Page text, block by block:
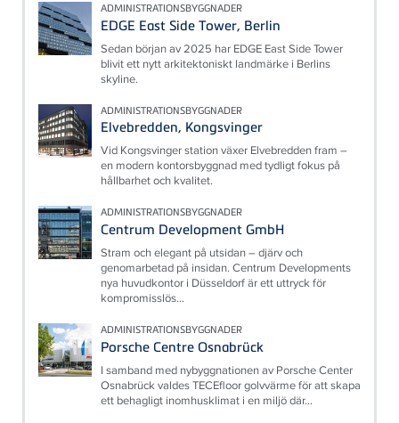
ADMINISTRATIONSBYGGNADER
EDGE East Side Tower, Berlin
Sedan början av 2025 har EDGE East Side Tower
blivit ett nytt arkitektoniskt landmärke i Berlins
skyline.
ADMINISTRATIONSBYGGNADER
Elvebredden, Kongsvinger
Vid Kongsvinger station växer Elvebredden fram –
en modern kontorsbyggnad med tydligt fokus på
hållbarhet och kvalitet.
ADMINISTRATIONSBYGGNADER
Centrum Development GmbH
Stram och elegant på utsidan – djärv och
genomarbetad på insidan. Centrum Developments
nya huvudkontor i Düsseldorf är ett uttryck för
kompromisslös...
ADMINISTRATIONSBYGGNADER
Porsche Centre Osnabrück
I samband med nybyggnationen av Porsche Center
Osnabrück valdes TECEfloor golvvärme för att skapa
ett behagligt inomhusklimat i en miljö där...